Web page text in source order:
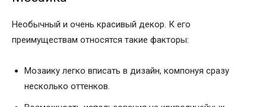
Необычный и очень красивый декор. К его
преимуществам относятся такие факторы:
Мозаику легко вписать в дизайн, компонуя сразу
несколько оттенков.